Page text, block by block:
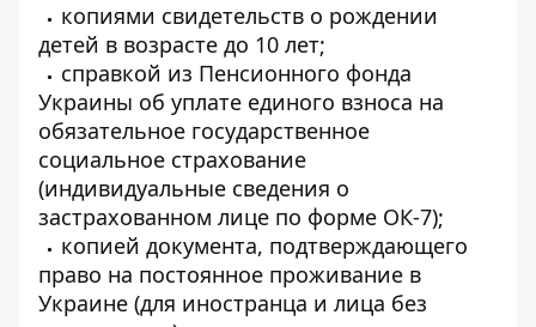
копиями свидетельств о рождении
детей в возрасте до 10 лет;
справкой из Пенсионного фонда
Украины об уплате единого взноса на
обязательное государственное
социальное страхование
(индивидуальные сведения о
застрахованном лице по форме ОК-7);
копией документа, подтверждающего
право на постоянное проживание в
Украине (для иностранца и лица без